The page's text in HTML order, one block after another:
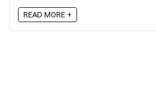
READ MORE +